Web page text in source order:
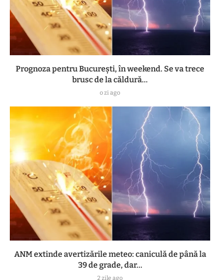
Prognoza pentru București, în weekend. Se va trece
brusc de la căldură...
o zi ago
ANM extinde avertizările meteo: caniculă de până la
39 de grade, dar...
2 zile ago